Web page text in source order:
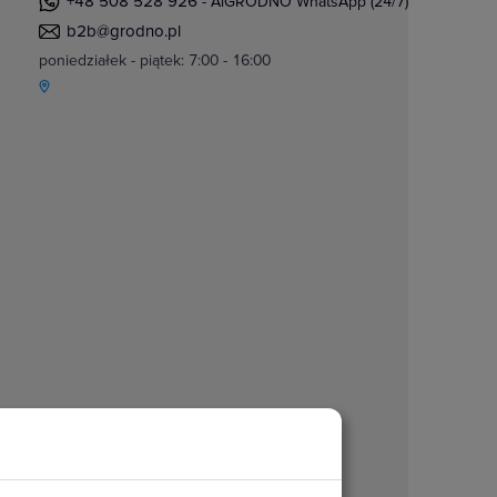
b2b@grodno.pl
poniedziałek - piątek: 7:00 - 16:00